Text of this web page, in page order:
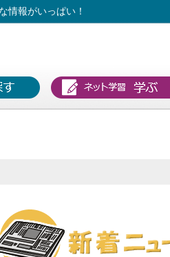
情報がいっぱい！
文